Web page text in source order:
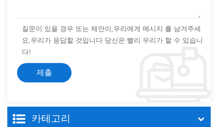
질문이 있을 경우 또는 제안이,우리에게 메시지 를 남겨주세
요,우리가 응답할 것입니다 당신은 빨리 우리가 할 수 있습니
다!
카테고리